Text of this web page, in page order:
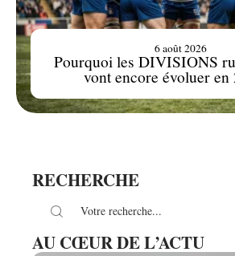
Pourquoi les DIVISIONS
vont encore évoluer en
6 août 2026
RECHERCHE
AU CŒUR DE L’ACTU